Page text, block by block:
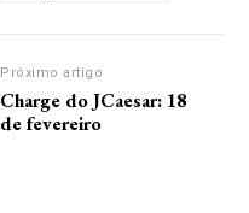
Próximo artigo
Charge do JCaesar: 18
de fevereiro